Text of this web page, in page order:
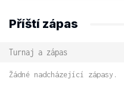
Příští zápas
Turnaj a zápas
Žádné nadcházející zápasy.